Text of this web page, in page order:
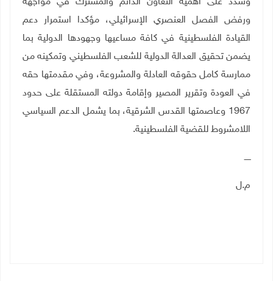
ورفض الفصل العنصري الإسرائيلي، مؤكدا استمرار دعم
القيادة الفلسطينية في كافة مساعيها وجهودها الدولية بما
يضمن تحقيق العدالة الدولية للشعب الفلسطيني وتمكينه من
ممارسة كامل حقوقه العادلة والمشروعة، وفي مقدمتها حقه
في العودة وتقرير المصير وإقامة دولته المستقلة على حدود
1967 وعاصمتها القدس الشرقية، بما يشمل الدعم السياسي
اللامشروط للقضية الفلسطينية.
ـــــ
م.ل